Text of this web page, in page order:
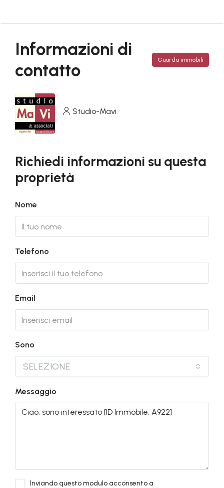
Informazioni di
contatto
Guarda immobili
Studio-Mavi
Richiedi informazioni su questa
proprietà
Nome
Telefono
Email
Sono
SELEZIONE
Messaggio
Inviando questo modulo acconsento a